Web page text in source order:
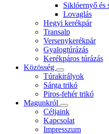
Siklóernyő és
Lovaglás
Hegyi kerékpár
Transalp
Versenykerékpár
Gyalogtúrázás
Kerékpáros túrázás
Közösség
Túrakirályok
Sárga trikó
Piros-fehér trikó
Magunkról
Céljaink
Kapcsolat
Impresszum